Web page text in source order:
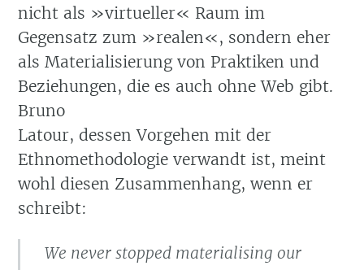
nicht als »virtueller« Raum im
Gegensatz zum »realen«, sondern eher
als Materialisierung von Praktiken und
Beziehungen, die es auch ohne Web gibt.
Bruno
Latour, dessen Vorgehen mit der
Ethnomethodologie verwandt ist, meint
wohl diesen Zusammenhang, wenn er
schreibt:
We never stopped materialising our